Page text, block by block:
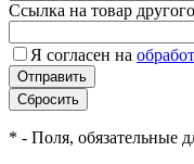
Ссылка на товар
Я согласен на
* - Поля, обязательные